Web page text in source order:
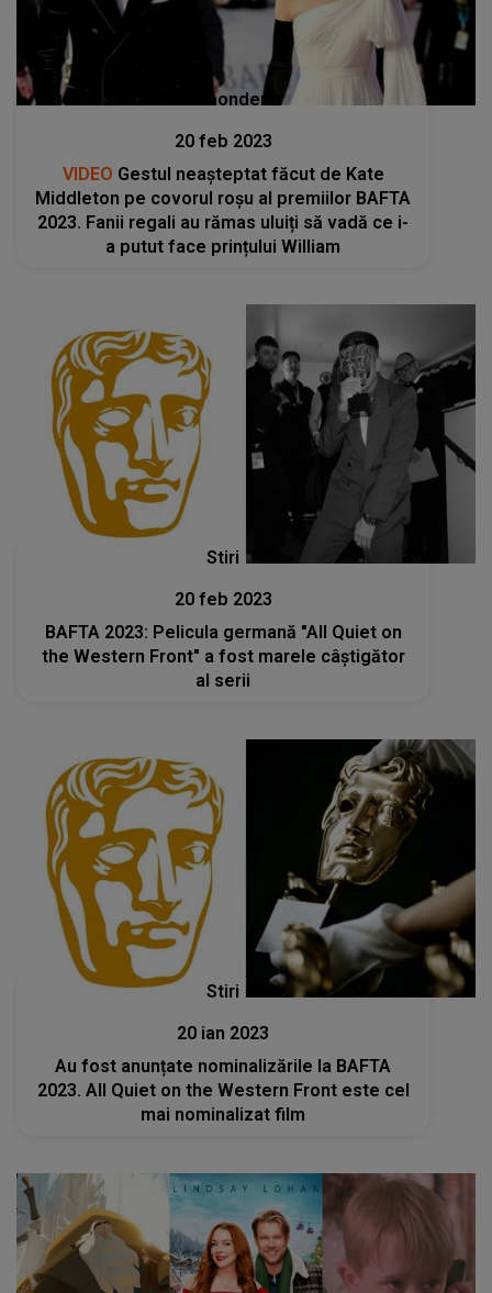
Stiri mondene
20 feb 2023
VIDEO Gestul neașteptat făcut de Kate
Middleton pe covorul roșu al premiilor BAFTA
2023. Fanii regali au rămas uluiți să vadă ce i-
a putut face prințului William
Stiri
20 feb 2023
BAFTA 2023: Pelicula germană "All Quiet on
the Western Front" a fost marele câștigător
al serii
Stiri
20 ian 2023
Au fost anunțate nominalizările la BAFTA
2023. All Quiet on the Western Front este cel
mai nominalizat film